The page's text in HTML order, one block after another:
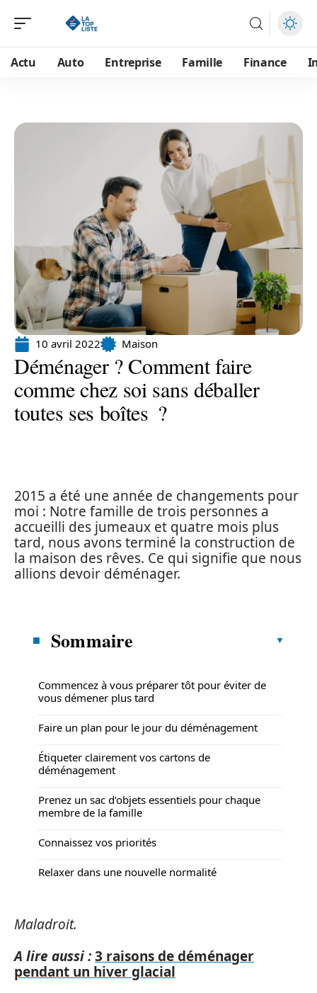
Actu Auto Entreprise Famille Finance
10 avril 2022 Maison
Déménager ? Comment faire
comme chez soi sans déballer
toutes ses boîtes ?
2015 a été une année de changements pour
moi : Notre famille de trois personnes a
accueilli des jumeaux et quatre mois plus
tard, nous avons terminé la construction de
la maison des rêves. Ce qui signifie que nous
allions devoir déménager.
Sommaire
Commencez à vous préparer tôt pour éviter de
vous démener plus tard
Faire un plan pour le jour du déménagement
Étiqueter clairement vos cartons de
déménagement
Prenez un sac d’objets essentiels pour chaque
membre de la famille
Connaissez vos priorités
Relaxer dans une nouvelle normalité
Maladroit.
A lire aussi :3 raisons de déménager
pendant un hiver glacial